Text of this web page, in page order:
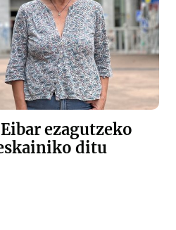
ezagutzeko
ditu